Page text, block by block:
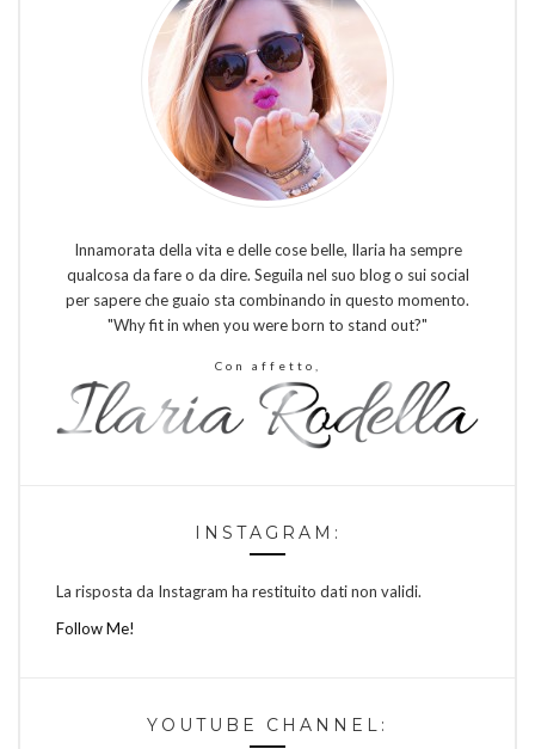
Innamorata della vita e delle cose belle, Ilaria ha sempre
qualcosa da fare o da dire. Seguila nel suo blog o sui social
per sapere che guaio sta combinando in questo momento.
"Why fit in when you were born to stand out?"
Con affetto,
INSTAGRAM:
La risposta da Instagram ha restituito dati non validi.
Follow Me!
YOUTUBE CHANNEL: